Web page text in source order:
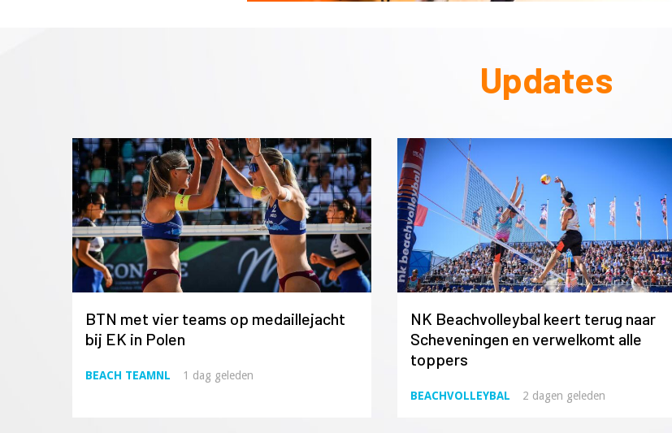
Updates
BTN met vier teams op medaillejacht
bij EK in Polen
BEACH TEAMNL 1 dag geleden
NK Beachvolleybal keert terug naar
Scheveningen en verwelkomt alle
toppers
BEACHVOLLEYBAL 2 dagen geleden